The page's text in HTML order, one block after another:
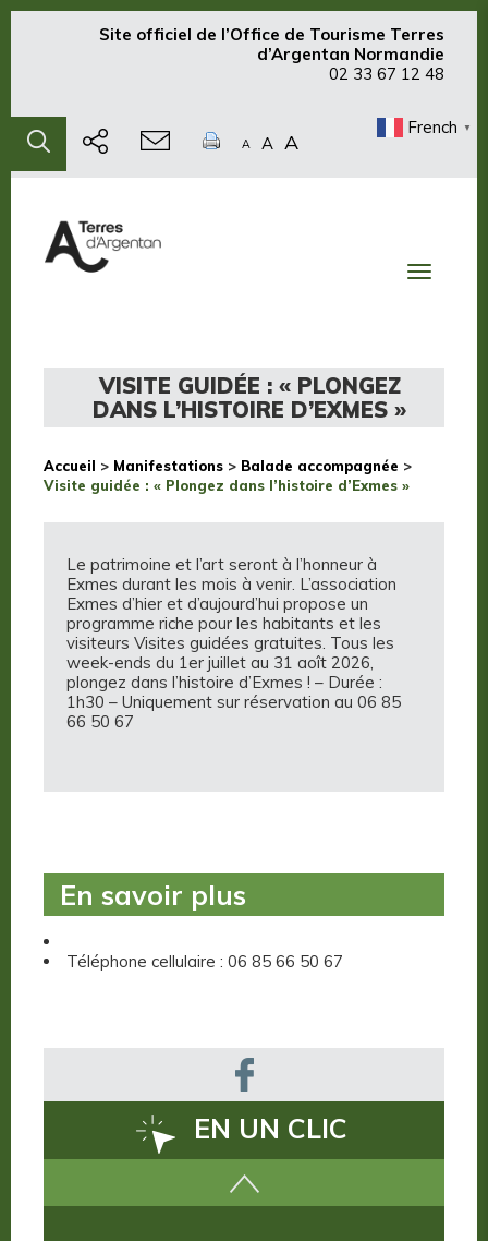
Site officiel de l’Office de Tourisme Terres
d’Argentan Normandie
02 33 67 12 48
A A A
French ▼
Toggle
VISITE GUIDÉE : « PLONGEZ
DANS L’HISTOIRE D’EXMES »
Accueil > Manifestations > Balade accompagnée >
Visite guidée : « Plongez dans l’histoire d’Exmes »
Le patrimoine et l’art seront à l’honneur à
Exmes durant les mois à venir. L’association
Exmes d’hier et d’aujourd’hui propose un
programme riche pour les habitants et les
visiteurs Visites guidées gratuites. Tous les
week-ends du 1er juillet au 31 aoît 2026,
plongez dans l’histoire d’Exmes ! – Durée :
1h30 – Uniquement sur réservation au 06 85
66 50 67
En savoir plus
Téléphone cellulaire : 06 85 66 50 67
EN UN CLIC